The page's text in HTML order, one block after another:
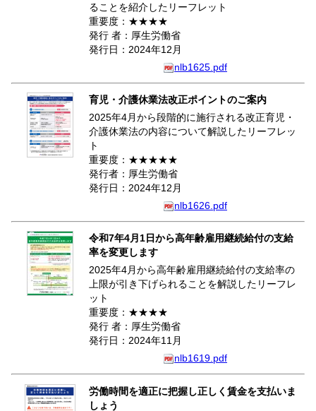
ることを紹介したリーフレット
重要度：★★★★
発行 者：厚生労働省
発行日：2024年12月
nlb1625.pdf
育児・介護休業法改正ポイントのご案内
2025年4月から段階的に施行される改正育児・
介護休業法の内容について解説したリーフレッ
ト
重要度：★★★★★
発行者：厚生労働省
発行日：2024年12月
nlb1626.pdf
令和7年4月1日から高年齢雇用継続給付の支給
率を変更します
2025年4月から高年齢雇用継続給付の支給率の
上限が引き下げられることを解説したリーフレ
ット
重要度：★★★★
発行 者：厚生労働省
発行日：2024年11月
nlb1619.pdf
労働時間を適正に把握し正しく賃金を支払いま
しょう